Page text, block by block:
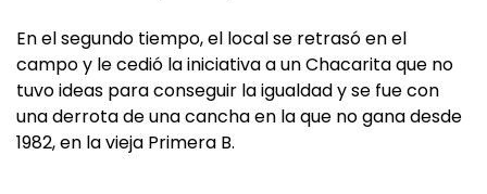
En el segundo tiempo, el local se retrasó en el
campo y le cedió la iniciativa a un Chacarita que no
tuvo ideas para conseguir la igualdad y se fue con
una derrota de una cancha en la que no gana desde
1982, en la vieja Primera B.